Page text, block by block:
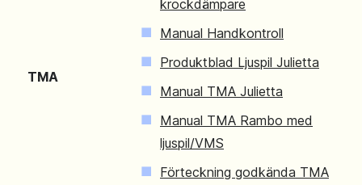
TMA
krockdämpare
Manual Handkontroll
Produktblad Ljuspil Julietta
Manual TMA Julietta
Manual TMA Rambo med
ljuspil/VMS
Förteckning godkända TMA